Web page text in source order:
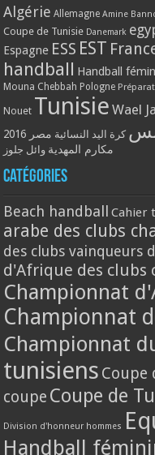
Algérie Allemagne Amine
Coupe de Tunisie Danemark
Espagne ESS EST
handball Handball
Mouna Chebbah Pologne
Nouet Tunisie Wael
كرة اليد النسائية مصر 2016
مكارم المهدية وائل جلوز
Catégories
Beach handball Cahier
arabe des clubs
des clubs vainqueurs
d'Afrique des clubs
Championnat
Championnat
Championnat
tunisiens Coupe
coupe Coupe de
Division d'honneur hommes
Handball